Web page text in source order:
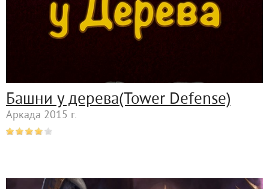
Башни у дерева(Tower Defense)
Аркада 2015 г.